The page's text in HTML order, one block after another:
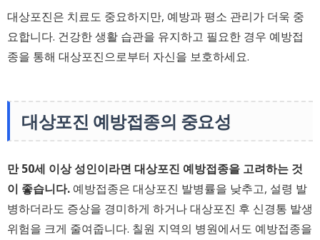
대상포진은 치료도 중요하지만, 예방과 평소 관리가 더욱 중
요합니다. 건강한 생활 습관을 유지하고 필요한 경우 예방접
종을 통해 대상포진으로부터 자신을 보호하세요.
대상포진 예방접종의 중요성
만 50세 이상 성인이라면 대상포진 예방접종을 고려하는 것
이 좋습니다. 예방접종은 대상포진 발병률을 낮추고, 설령 발
병하더라도 증상을 경미하게 하거나 대상포진 후 신경통 발생
위험을 크게 줄여줍니다. 칠원 지역의 병원에서도 예방접종을